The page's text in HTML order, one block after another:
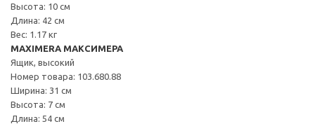
Высота: 10 см
Длина: 42 см
Вес: 1.17 кг
MAXIMERA МАКСИМЕРА
Ящик, высокий
Номер товара: 103.680.88
Ширина: 31 см
Высота: 7 см
Длина: 54 см